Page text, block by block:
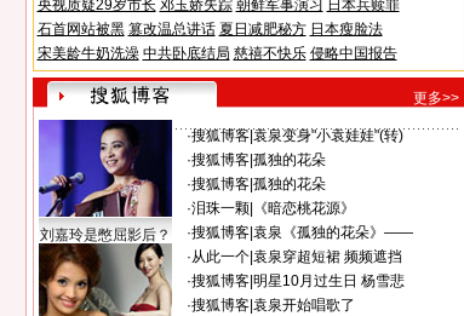
央视质疑29岁市长 邓玉娇失踪 朝鲜军事演习 日本兵赎罪
石首网站被黑 篡改温总讲话 夏日减肥秘方 日本瘦脸法
宋美龄牛奶洗澡 中共卧底结局 慈禧不快乐 侵略中国报告
更多>>
刘嘉玲是憋屈影后？
·搜狐博客| 袁泉变身"小袁娃娃"(转)
·搜狐博客| 孤独的花朵
·搜狐博客| 孤独的花朵
·泪珠一颗|
《暗恋桃花源》
·搜狐博客| 袁泉《孤独的花朵》——
·从此一个| 袁泉穿超短裙 频频遮挡
·搜狐博客| 明星10月过生日 杨雪悲
·搜狐博客| 袁泉开始唱歌了